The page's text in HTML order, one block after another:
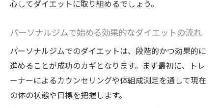
ジム選びで失敗しないオーダーメイドの選
初心者向けダイエット指導の選び方と注意
安心して通えるパーソナルジムの特徴
心してダイエットに取り組めるでしょう。
パーソナルジムで始める効果的なダイエットの流れ
パーソナルジムでのダイエットは、段階的かつ効果的に
進めることが成功のカギとなります。まず最初に、トレ
ーナーによるカウンセリングや体組成測定を通して現在
の体の状態や目標を把握します。